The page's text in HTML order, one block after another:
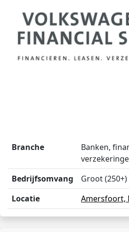
Branche
Banken,
Bedrijfsomvang
Groot (250+)
Locatie
Amersfoort,